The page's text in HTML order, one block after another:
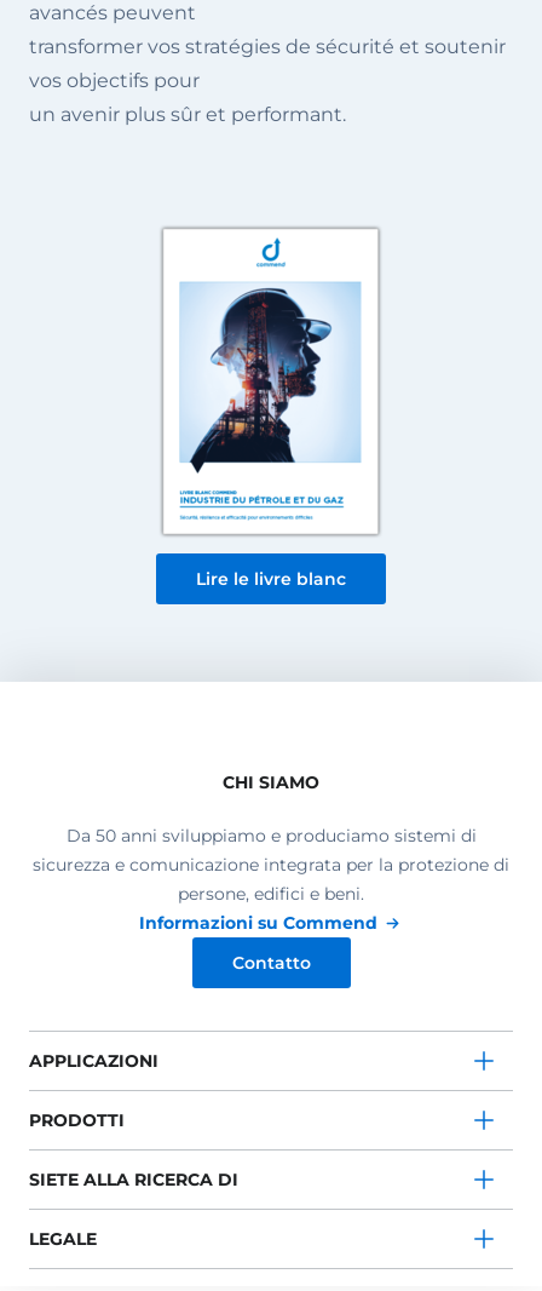
avancés peuvent
transformer vos stratégies de sécurité et soutenir
vos objectifs pour
un avenir plus sûr et performant.
Lire le livre blanc
CHI SIAMO
Da 50 anni sviluppiamo e produciamo sistemi di
sicurezza e comunicazione integrata per la protezione di
persone, edifici e beni.
Informazioni su Commend
Contatto
APPLICAZIONI
PRODOTTI
SIETE ALLA RICERCA DI
LEGALE